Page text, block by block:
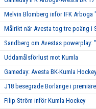
Melvin Blomberg inför IFK Arboga
Målrikt när Avesta tog tre poäng i
Sandberg om Avestas powerplay:
Uddamålsförlust mot Kumla
Gameday: Avesta BK-Kumla
J18 besegrade Borlänge i
Filip Ström inför Kumla Hockey